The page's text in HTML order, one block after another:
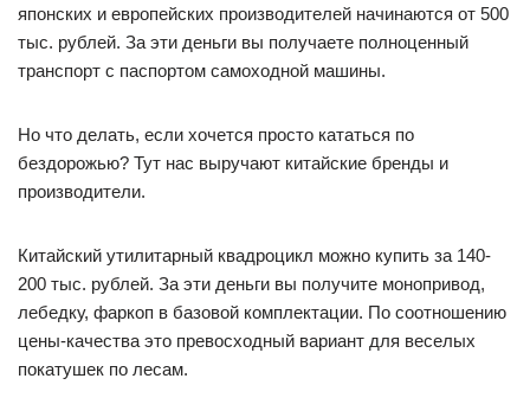
японских и европейских производителей начинаются от 500
тыс. рублей. За эти деньги вы получаете полноценный
транспорт с паспортом самоходной машины.
Но что делать, если хочется просто кататься по
бездорожью? Тут нас выручают китайские бренды и
производители.
Китайский утилитарный квадроцикл можно купить за 140-
200 тыс. рублей. За эти деньги вы получите монопривод,
лебедку, фаркоп в базовой комплектации. По соотношению
цены-качества это превосходный вариант для веселых
покатушек по лесам.